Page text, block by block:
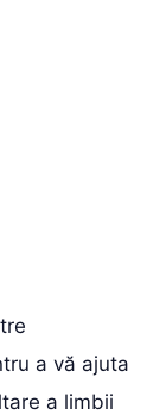
a vă ajuta
a limbii